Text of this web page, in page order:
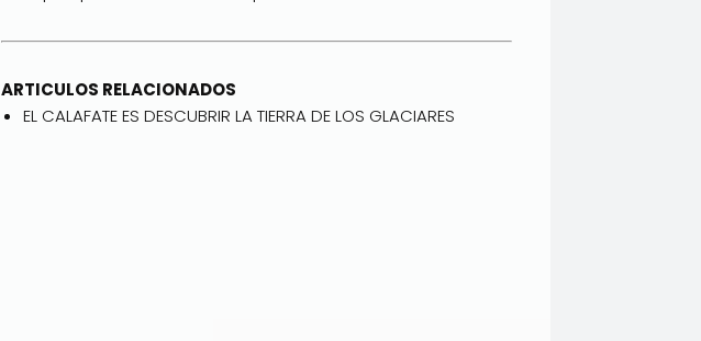
ARTICULOS RELACIONADOS
EL CALAFATE ES DESCUBRIR LA TIERRA DE LOS GLACIARES